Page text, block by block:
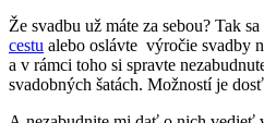
Že svadbu už máte za sebou? Tak
cestu alebo oslávte výročie svadby
a v rámci toho si spravte
svadobných šatách. Možností je